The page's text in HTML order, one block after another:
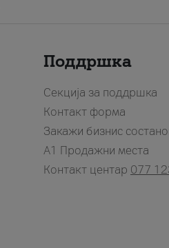
Поддршка
Секција за поддршка
Контакт форма
Закажи бизнис
A1 Продажни места
Контакт центар 077